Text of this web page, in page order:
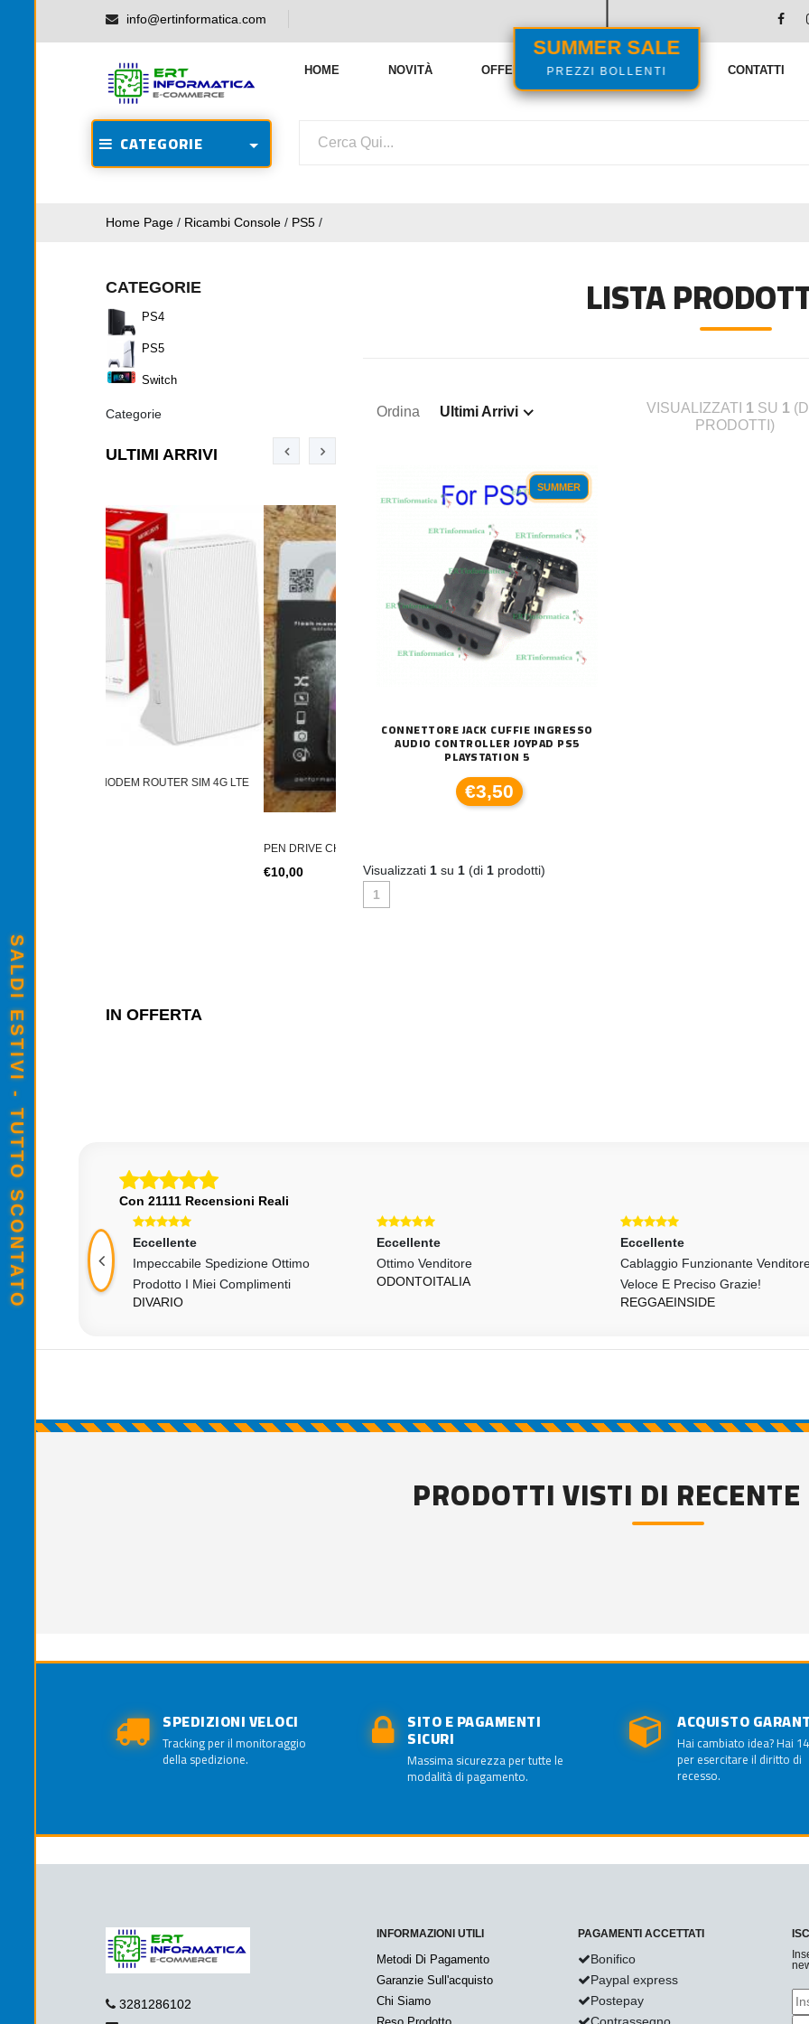
SUMMER SALE
PREZZI BOLLENTI
info@ertinformatica.com
HOME NOVITÀ OFFERTE VENDITE FLASH CONTATTI
CATEGORIE
Home Page / Ricambi Console / PS5 /
CATEGORIE
PS4
PS5
Switch
Categorie
ULTIMI ARRIVI
ROUTER SIM 4G LTE
PEN DRIVE CHIAVETTA USB IMRO DRIVE
IN OFFERTA
LISTA
Ordina Ultimi Arrivi VISUALIZZATI 1 SU 1 (DI
PRODOTTI)
SUMMER
CONNETTORE JACK CUFFIE INGRESSO
AUDIO CONTROLLER JOYPAD PS5
PLAYSTATION 5
€3,50
Visualizzati 1 su 1 (di 1 prodotti)
1
Con 21111 Recensioni Reali
Eccellente
Impeccabile Spedizione Ottimo
Prodotto I Miei Complimenti
DIVARIO
Eccellente
Ottimo Venditore
ODONTOITALIA
Eccellente
Cablaggio Funzionante
Veloce E Preciso Grazie!
REGGAEINSIDE
PRODOTTI VISTI DI RECENTE
SPEDIZIONI VELOCI
Tracking per il monitoraggio
della spedizione.
SITO E PAGAMENTI
SICURI
Massima sicurezza per tutte le
modalità di pagamento.
ACQUISTO
Hai cambiato idea? Hai
per esercitare il diritto di
recesso.
3281286102
INFORMAZIONI UTILI
Metodi Di Pagamento
Garanzie Sull'acquisto
Chi Siamo
PAGAMENTI ACCETTATI
Bonifico
Paypal express
Postepay
SALDI ESTIVI - TUTTO SCONTATO